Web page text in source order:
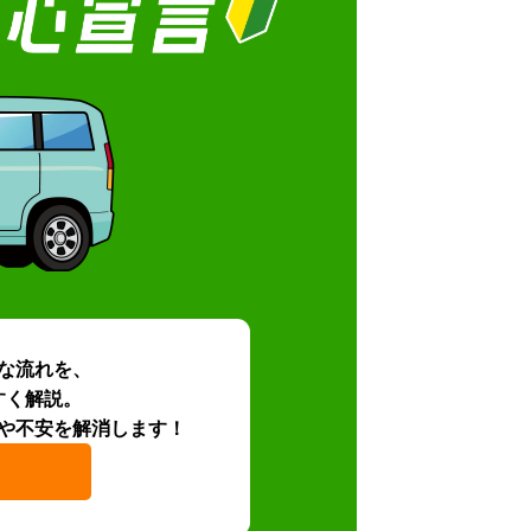
流れを、
解説。
不安を解消します！